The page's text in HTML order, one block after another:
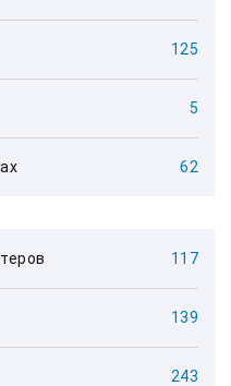
125
5
62
117
139
243